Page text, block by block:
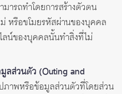
ารถทำโดยการสร้างตัวตน
หรือขโมยรหัสผ่านของบุคคล
น์ของบุคคลนั้นทำสิ่งที่ไม่
ลส่วนตัว (Outing and
ภาพหรือข้อมูลส่วนตัวที่โดยส่วน